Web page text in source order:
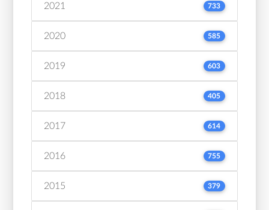
2021 733
2020 585
2019 603
2018 405
2017 614
2016 755
2015 379